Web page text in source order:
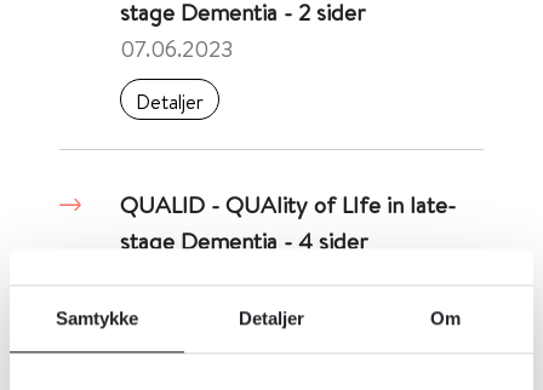
Samtykke Detaljer Om
stage Dementia - 2 sider
07.06.2023
Detaljer
QUALID - QUAlity of LIfe in late-
stage Dementia - 4 sider
11.03.2026
Detaljer